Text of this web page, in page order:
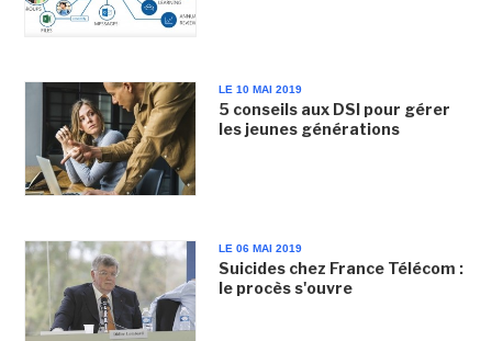
LE 10 MAI 2019
5 conseils aux DSI pour gérer
les jeunes générations
LE 06 MAI 2019
Suicides chez France Télécom :
le procès s'ouvre